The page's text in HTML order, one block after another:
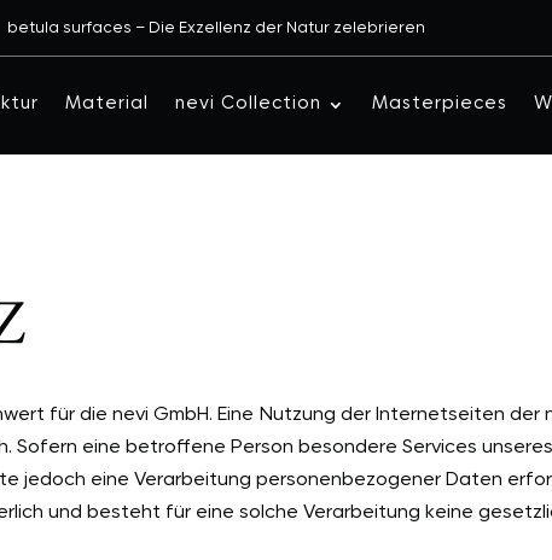
betula surfaces – Die Exzellenz der Natur zelebrieren
Material nevi Collection Masterpieces
für die nevi GmbH. Eine Nutzung der Internetseiten der
Sofern eine betroffene Person besondere Services
jedoch eine Verarbeitung personenbezogener Daten
und besteht für eine solche Verarbeitung keine